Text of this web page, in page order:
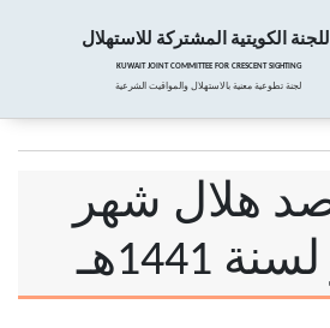
اللجنة الكويتية المشتركة للاستهلال
KUWAIT JOINT COMMITTEE FOR CRESCENT SIGHTING
لجنة تطوعية معنية بالاستهلال والمواقيت الشرعية
هلال شهر
1441هـ